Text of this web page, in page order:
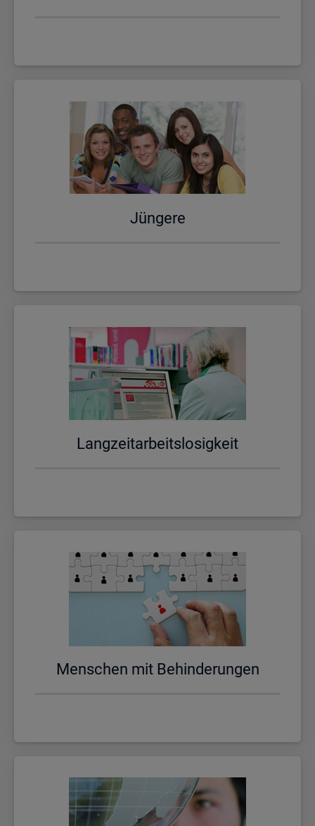
Jün­ge­re
Lang­zeit­ar­beits­lo­sig­keit
Men­schen mit Be­hin­de­run­gen